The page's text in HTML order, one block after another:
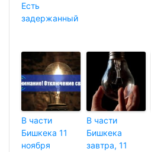
Есть
задержанный
В части
Бишкека 11
ноября
В части
Бишкека
завтра, 11